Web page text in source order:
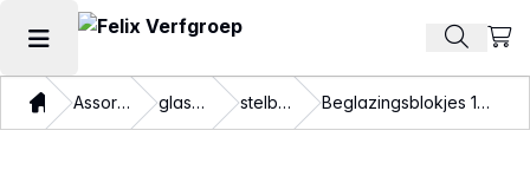
Hoofdmenu openen Zoek
Thuis Assortiment glaszetten stelblokjes Beglazingsblokjes 1000 stuks in net